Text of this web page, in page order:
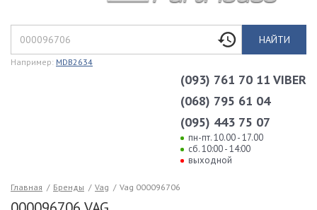
НАЙТИ
Например: MDB2634
(093) 761 70 11 VIBER
(068) 795 61 04
(095) 443 75 07
пн-пт. 10.00 - 17.00
сб. 10:00 - 14:00
выходной
Главная / Бренды / Vag / Vag 000096706